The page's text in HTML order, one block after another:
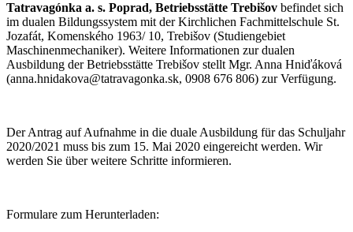
Tatravagónka a. s. Poprad, Betriebsstätte Trebišov befindet sich
im dualen Bildungssystem mit der Kirchlichen Fachmittelschule St.
Jozafát, Komenského 1963/ 10, Trebišov (Studiengebiet
Maschinenmechaniker). Weitere Informationen zur dualen
Ausbildung der Betriebsstätte Trebišov stellt Mgr. Anna Hniďáková
(anna.hnidakova@tatravagonka.sk, 0908 676 806) zur Verfügung.
Der Antrag auf Aufnahme in die duale Ausbildung für das Schuljahr
2020/2021 muss bis zum 15. Mai 2020 eingereicht werden. Wir
werden Sie über weitere Schritte informieren.
Formulare zum Herunterladen: